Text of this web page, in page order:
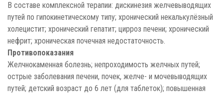
В составе комплексной терапии: дискинезия желчевыводящих
путей по гипокинетическому типу; хронический некалькулёзный
холецистит; хронический гепатит; цирроз печени; хронический
нефрит; хроническая почечная недостаточность.
Противопоказания
Желчнокаменная болезнь; непроходимость желчных путей;
острые заболевания печени, почек, желче- и мочевыводящих
путей; детский возраст до 6 лет (для таблеток); повышенная